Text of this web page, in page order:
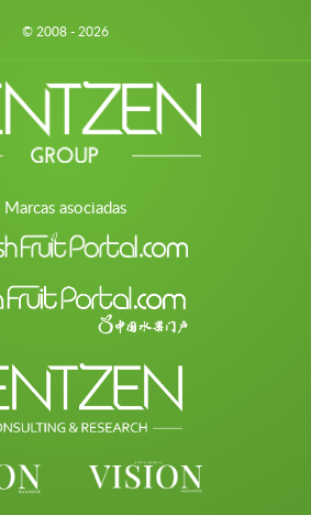
© 2008 - 2026
Marcas asociadas